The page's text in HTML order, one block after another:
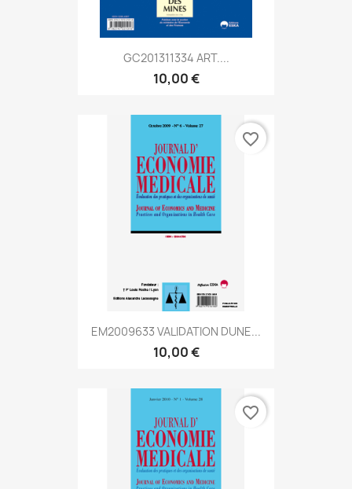
GC201311334 ART....
10,00 €
EM2009633 VALIDATION DUNE...
10,00 €
favorite_border
favorite_border